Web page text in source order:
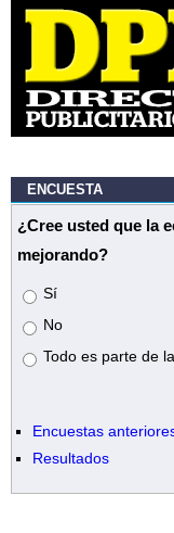
ENCUESTA
¿Cree usted que la
mejorando?
Opciones
Sí
No
Todo es parte de
Encuestas
Resultados